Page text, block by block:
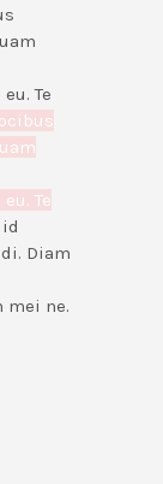
Te
Te
Diam
ne.